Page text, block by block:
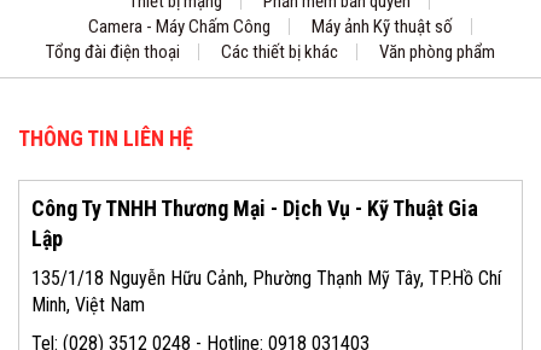
Camera - Máy Chấm Công
Máy ảnh Kỹ thuật số
Tổng đài điện thoại
Các thiết bị khác Văn phòng phẩm
THÔNG TIN LIÊN HỆ
Công Ty TNHH Thương Mại - Dịch Vụ - Kỹ Thuật Gia
Lập
135/1/18 Nguyễn Hữu Cảnh, Phường Thạnh Mỹ Tây, TP.Hồ Chí
Minh, Việt Nam
Tel: (028) 3512 0248 - Hotline: 0918 031403